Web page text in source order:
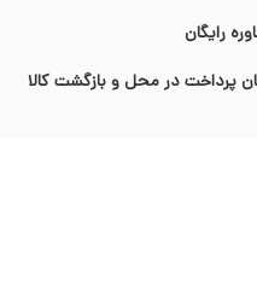
رایگان
پرداخت در محل و بازگشت کالا